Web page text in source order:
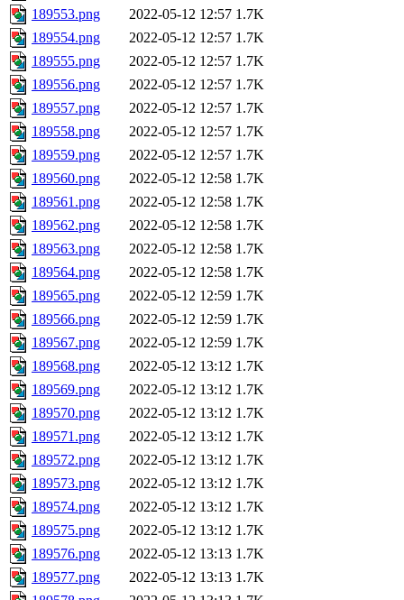
189553.png
2022-05-12 12:57 1.7K
189554.png
2022-05-12 12:57 1.7K
189555.png
2022-05-12 12:57 1.7K
189556.png
2022-05-12 12:57 1.7K
189557.png
2022-05-12 12:57 1.7K
189558.png
2022-05-12 12:57 1.7K
189559.png
2022-05-12 12:57 1.7K
189560.png
2022-05-12 12:58 1.7K
189561.png
2022-05-12 12:58 1.7K
189562.png
2022-05-12 12:58 1.7K
189563.png
2022-05-12 12:58 1.7K
189564.png
2022-05-12 12:58 1.7K
189565.png
2022-05-12 12:59 1.7K
189566.png
2022-05-12 12:59 1.7K
189567.png
2022-05-12 12:59 1.7K
189568.png
2022-05-12 13:12 1.7K
189569.png
2022-05-12 13:12 1.7K
189570.png
2022-05-12 13:12 1.7K
189571.png
2022-05-12 13:12 1.7K
189572.png
2022-05-12 13:12 1.7K
189573.png
2022-05-12 13:12 1.7K
189574.png
2022-05-12 13:12 1.7K
189575.png
2022-05-12 13:12 1.7K
189576.png
2022-05-12 13:13 1.7K
189577.png
2022-05-12 13:13 1.7K